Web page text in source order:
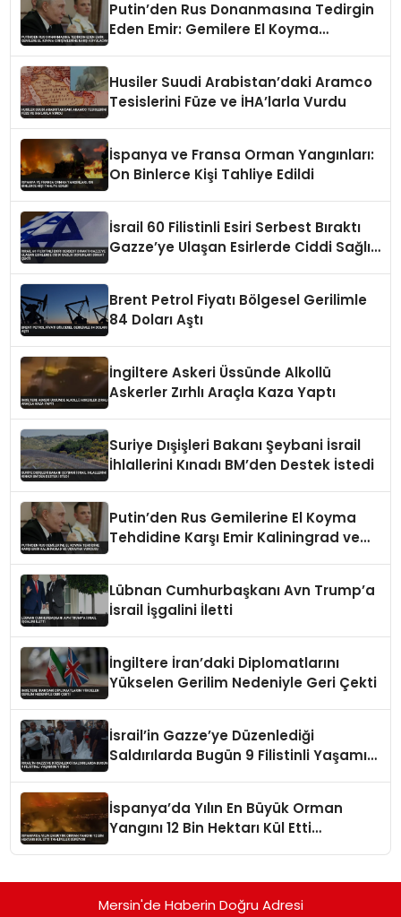
Putin’den Rus Donanmasına Tedirgin
Eden Emir: Gemilere El Koyma
Husiler Suudi Arabistan’daki Aramco
Tesislerini Füze ve İHA’larla Vurdu
İspanya ve Fransa Orman Yangınları:
On Binlerce Kişi Tahliye Edildi
İsrail 60 Filistinli Esiri Serbest Bıraktı
Gazze’ye Ulaşan Esirlerde Ciddi Sağlık
Brent Petrol Fiyatı Bölgesel Gerilimle
84 Doları Aştı
İngiltere Askeri Üssünde Alkollü
Askerler Zırhlı Araçla Kaza Yaptı
Suriye Dışişleri Bakanı Şeybani İsrail
İhlallerini Kınadı BM’den Destek İstedi
Putin’den Rus Gemilerine El Koyma
Tehdidine Karşı Emir Kaliningrad ve
Lübnan Cumhurbaşkanı Avn Trump’a
İsrail İşgalini İletti
İngiltere İran’daki Diplomatlarını
Yükselen Gerilim Nedeniyle Geri Çekti
İsrail’in Gazze’ye Düzenlediği
Saldırılarda Bugün 9 Filistinli Yaşamını
İspanya’da Yılın En Büyük Orman
Yangını 12 Bin Hektarı Kül Etti
Mersin'de Haberin Doğru Adresi